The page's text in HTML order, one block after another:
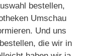
bestellen,
Umschau
Und uns
die wir in